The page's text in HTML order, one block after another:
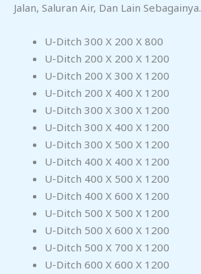
Jalan, Saluran Air, Dan Lain Sebagainya.
U-Ditch 300 X 200 X 800
U-Ditch 200 X 200 X 1200
U-Ditch 200 X 300 X 1200
U-Ditch 200 X 400 X 1200
U-Ditch 300 X 300 X 1200
U-Ditch 300 X 400 X 1200
U-Ditch 300 X 500 X 1200
U-Ditch 400 X 400 X 1200
U-Ditch 400 X 500 X 1200
U-Ditch 400 X 600 X 1200
U-Ditch 500 X 500 X 1200
U-Ditch 500 X 600 X 1200
U-Ditch 500 X 700 X 1200
U-Ditch 600 X 600 X 1200